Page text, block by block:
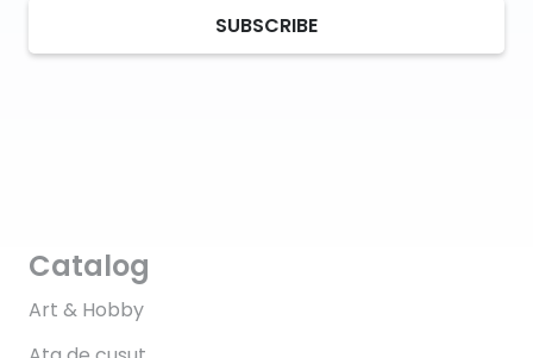
SUBSCRIBE
Catalog
Art & Hobby